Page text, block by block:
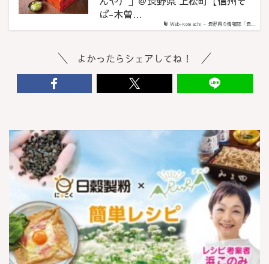
Web-Komachi – 長野県の情報誌「長...
ば-木曽...
よかったらシェアしてね！